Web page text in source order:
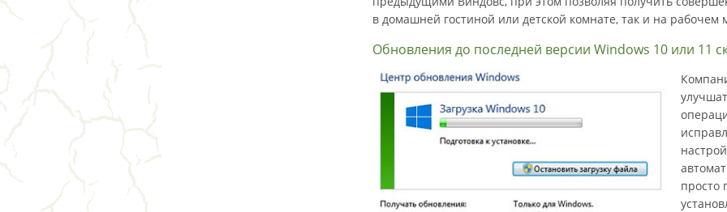
в домашней гостиной или детской комнате, так и на рабочем
Обновления до последней версии Windows 10 или 11
просто